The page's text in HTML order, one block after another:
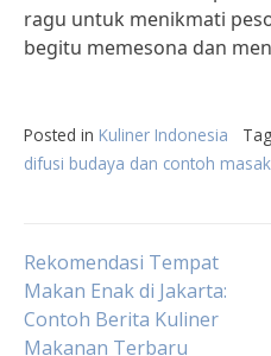
ragu untuk menikmati
begitu memesona dan
Posted in Kuliner Indonesia
difusi budaya dan contoh
Post
navigation
Rekomendasi Tempat
Makan Enak di Jakarta:
Contoh Berita Kuliner
Makanan Terbaru